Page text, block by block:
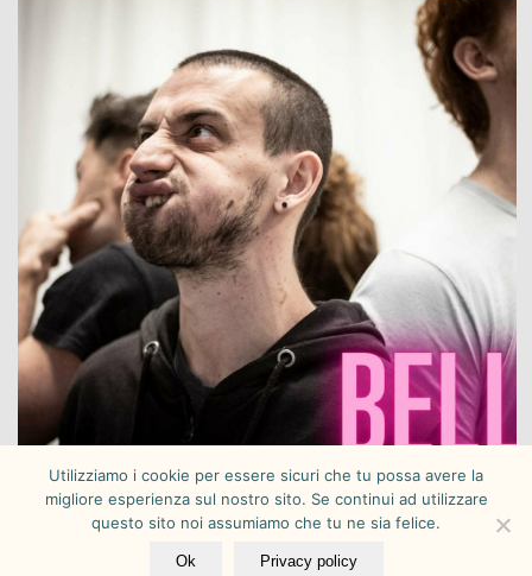
Trasparenza
Utilizziamo i cookie per essere sicuri che tu possa avere la
migliore esperienza sul nostro sito. Se continui ad utilizzare
questo sito noi assumiamo che tu ne sia felice.
Ok Privacy policy